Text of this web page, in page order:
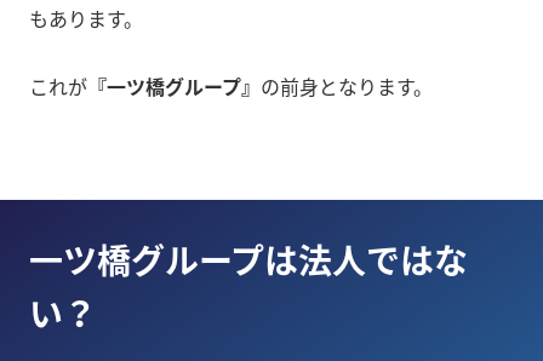
もあります。
これが 『一ツ橋グループ』 の前身となります。
一ツ橋グループは法人ではな
い？